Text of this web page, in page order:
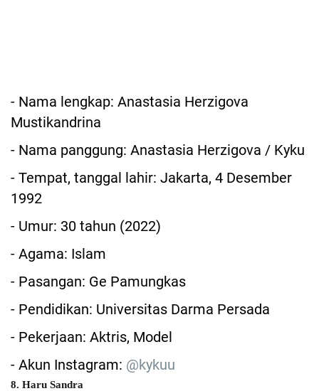
- Nama lengkap: Anastasia Herzigova
Mustikandrina
- Nama panggung: Anastasia Herzigova / Kyku
- Tempat, tanggal lahir: Jakarta, 4 Desember
1992
- Umur: 30 tahun (2022)
- Agama: Islam
- Pasangan: Ge Pamungkas
- Pendidikan: Universitas Darma Persada
- Pekerjaan: Aktris, Model
- Akun Instagram: @kykuu
8. Haru Sandra